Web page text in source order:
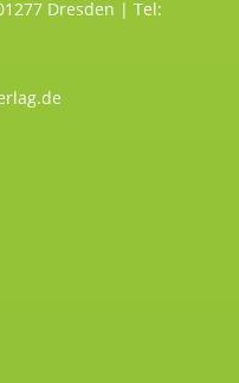
Dresden | Tel: